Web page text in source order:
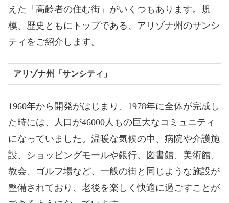
えた「高齢者の住む街」がいくつもあります。規
模、歴史ともにトップである、アリゾナ州のサンシ
ティをご紹介します。
アリゾナ州「サンシティ」
1960年から開発がはじまり、1978年に全体が完成し
た時には、人口が46000人もの巨大なコミュニティ
になっていました。温暖な気候の中、病院や介護施
設、ショッピングモールや銀行、図書館、美術館、
教会、ゴルフ場など、一般の街と同じような施設が
整備されており、老後を楽しく快適に過ごすことが